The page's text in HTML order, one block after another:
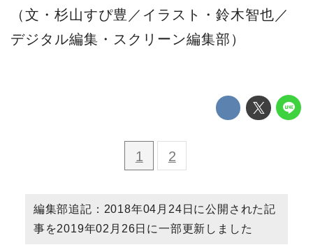
（文・杉山すぴ豊／イラスト・鈴木智也／
デジタル編集・スクリーン編集部）
1 2
編集部追記：2018年04月24日に公開された記
事を2019年02月26日に一部更新しました